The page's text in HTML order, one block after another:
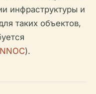
инфраструктуры и
таких объектов,
NNOC).